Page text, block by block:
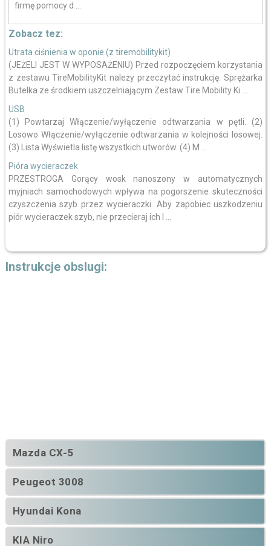
firmę pomocy d ...
Zobacz tez:
Utrata ciśnienia w oponie (z tiremobilitykit)
(JEŻELI JEST W WYPOSAŻENIU) Przed rozpoczęciem korzystania
z zestawu TireMobilityKit należy przeczytać instrukcję. Sprężarka
Butelka ze środkiem uszczelniającym Zestaw Tire Mobility Ki ...
USB
(1) Powtarzaj Włączenie/wyłączenie odtwarzania w pętli. (2)
Losowo Włączenie/wyłączenie odtwarzania w kolejności losowej.
(3) Lista Wyświetla listę wszystkich utworów. (4) M ...
Pióra wycieraczek
PRZESTROGA Gorący wosk nanoszony w automatycznych
myjniach samochodowych wpływa na pogorszenie skuteczności
czyszczenia szyb przez wycieraczki. Aby zapobiec uszkodzeniu
piór wycieraczek szyb, nie przecieraj ich l ...
Instrukcje obslugi:
Mazda CX-5
Peugeot 3008
Hyundai Kona
KIA Niro